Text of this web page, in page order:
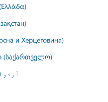
и Херцеговина)
(საქართველო)
اُردو